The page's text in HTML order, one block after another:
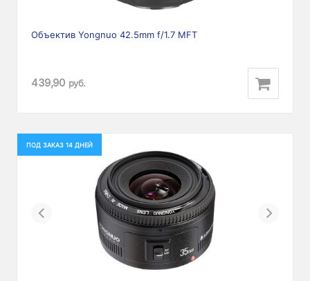
Объектив Yongnuo 42.5mm f/1.7 MFT
439,90 руб.
ПОД ЗАКАЗ 14 ДНЕЙ
Previous Next